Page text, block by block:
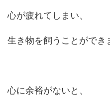
心が疲れてしまい、
生き物を飼うことができ
心に余裕がないと、